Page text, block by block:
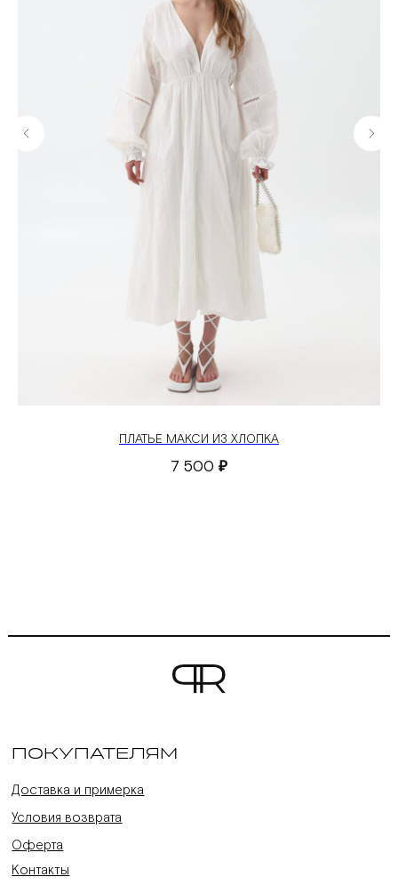
ПЛАТЬЕ МАКСИ ИЗ ХЛОПКА
7 500 ₽
ПОКУПАТЕЛЯМ
Доставка и примерка
Условия возврата
Оферта
Контакты